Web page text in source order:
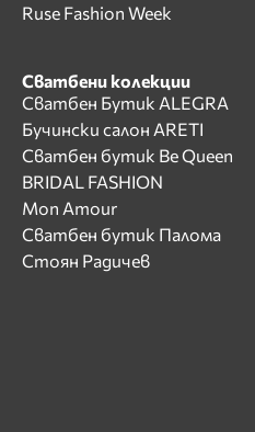
Ruse Fashion Week
Сватбени колекции
Сватбен Бутик ALEGRA
Бучински салон ARETI
Сватбен бутик Be Queen
BRIDAL FASHION
Mon Amour
Сватбен бутик Палома
Стоян Радичев